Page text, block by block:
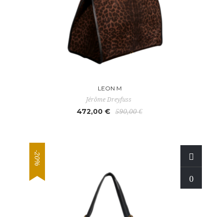
LEON M
Jérôme Dreyfuss
472,00 € 590,00 €
-20%